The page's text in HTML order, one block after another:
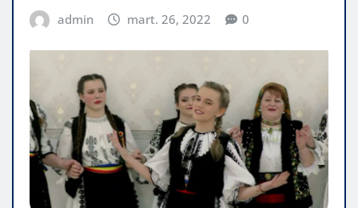
admin mart. 26, 2022 0